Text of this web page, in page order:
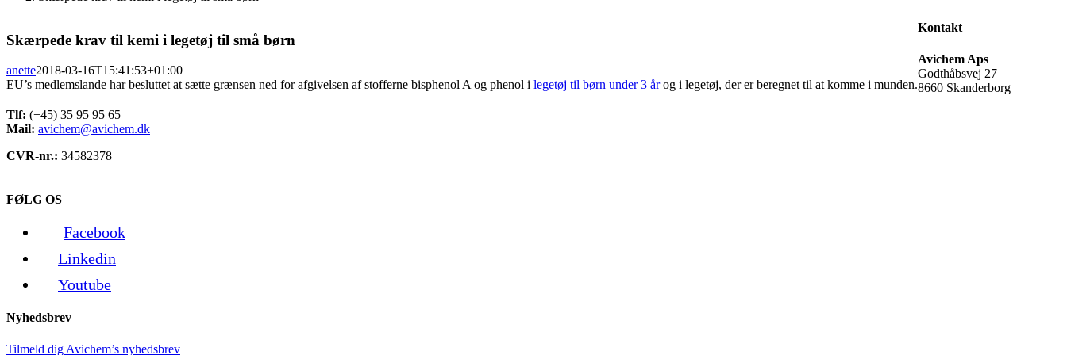
Skærpede krav til kemi i legetøj til små børn
anette2018-03-16T15:41:53+01:00
EU’s medlemslande har besluttet at sætte grænsen ned for afgivelsen af stofferne bisphenol A og phenol i legetøj til børn under 3 årog i legetøj, der er beregnet til at komme i munden.
Kontakt
Avichem Aps
Godthåbsvej 27
8660 Skanderborg
Tlf: (+45) 35 95 95 65
Mail: avichem@avichem.dk
CVR-nr.: 34582378
FØLG OS
Facebook
Linkedin
Youtube
Nyhedsbrev
Tilmeld dig Avichem’s nyhedsbrev